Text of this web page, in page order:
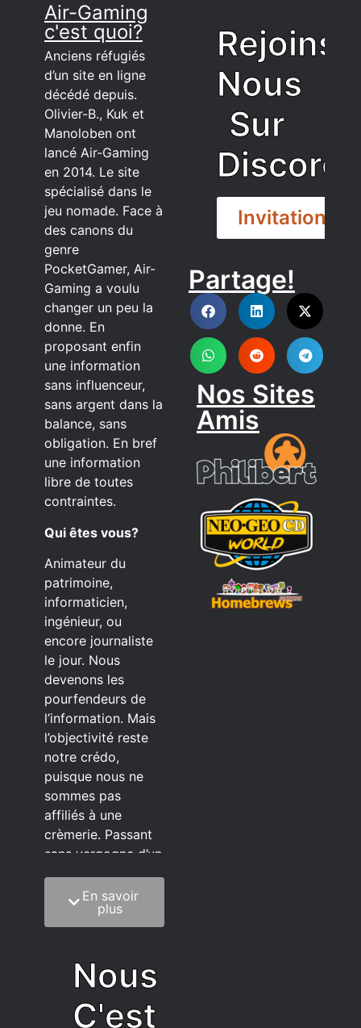
Air-Gaming
c'est quoi?
Anciens réfugiés
d’un site en ligne
décédé depuis.
Olivier-B., Kuk et
Manoloben ont
lancé Air-Gaming
en 2014. Le site
spécialisé dans le
jeu nomade. Face à
des canons du
genre
PocketGamer, Air-
Gaming a voulu
changer un peu la
donne. En
proposant enfin
une information
sans influenceur,
sans argent dans la
balance, sans
obligation. En bref
une information
libre de toutes
contraintes.
Qui êtes vous?
Animateur du
patrimoine,
informaticien,
ingénieur, ou
encore journaliste
le jour. Nous
devenons les
pourfendeurs de
l’information. Mais
l’objectivité reste
notre crédo,
puisque nous ne
sommes pas
affiliés à une
crèmerie. Passant
sans vergogne d’un
éditeur à l’autre.
C’est quoi notre
méthode?
sagesse de la
vieillesse à une
grosse dose
En savoir
plus
Nous
C'est
Rejoins
Nous
Sur
Discord
Invitation
DISCORD
Partage!
Nos Sites
Amis